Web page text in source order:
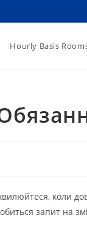
Hourly Basis
коли
запит на